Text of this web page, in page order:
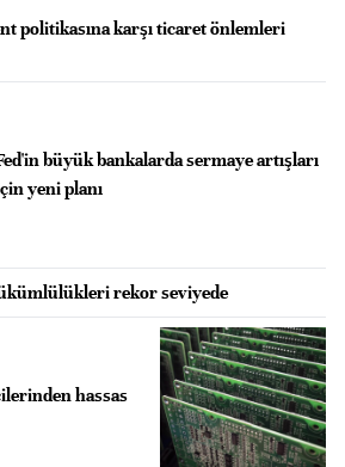
politikasına karşı ticaret önlemleri
büyük bankalarda sermaye artışları
yeni planı
rekor seviyede
hassas